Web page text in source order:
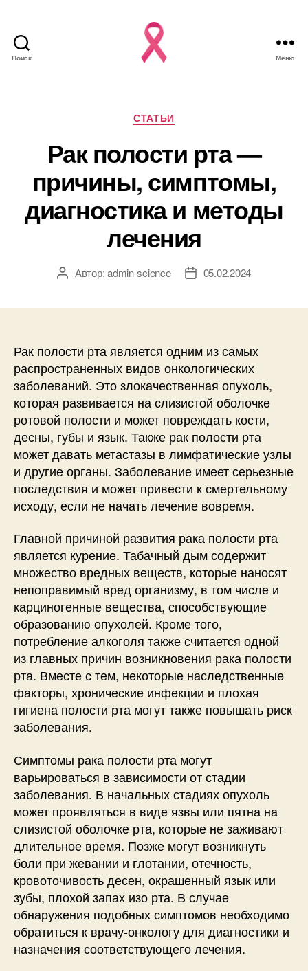
Поиск Меню
Рубрики
СТАТЬИ
Рак полости рта —
причины, симптомы,
диагностика и методы
лечения
АвторАвтор:admin-science
Дата05.02.2024
Рак полости рта является одним из самых
распространенных видов онкологических
заболеваний. Это злокачественная опухоль,
которая развивается на слизистой оболочке
ротовой полости и может повреждать кости,
десны, губы и язык. Также рак полости рта
может давать метастазы в лимфатические узлы
и другие органы. Заболевание имеет серьезные
последствия и может привести к смертельному
исходу, если не начать лечение вовремя.
Главной причиной развития рака полости рта
является курение. Табачный дым содержит
множество вредных веществ, которые наносят
непоправимый вред организму, в том числе и
карциногенные вещества, способствующие
образованию опухолей. Кроме того,
потребление алкоголя также считается одной
из главных причин возникновения рака полости
рта. Вместе с тем, некоторые наследственные
факторы, хронические инфекции и плохая
гигиена полости рта могут также повышать риск
заболевания.
Симптомы рака полости рта могут
варьироваться в зависимости от стадии
заболевания. В начальных стадиях опухоль
может проявляться в виде язвы или пятна на
слизистой оболочке рта, которые не заживают
длительное время. Позже могут возникнуть
боли при жевании и глотании, отечность,
кровоточивость десен, окрашенный язык или
зубы, плохой запах изо рта. В случае
обнаружения подобных симптомов необходимо
обратиться к врачу-онкологу для диагностики и
назначения соответствующего лечения.